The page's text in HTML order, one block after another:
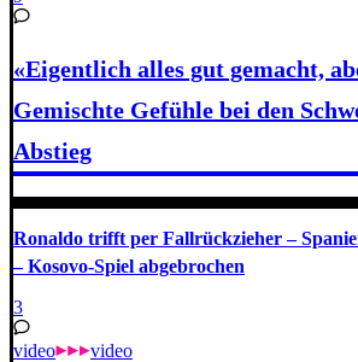
«Eigentlich alles gut gemacht,
Gemischte Gefühle bei den
Abstieg
Ronaldo trifft per Fallrückzieher –
– Kosovo-Spiel abgebrochen
3
video video